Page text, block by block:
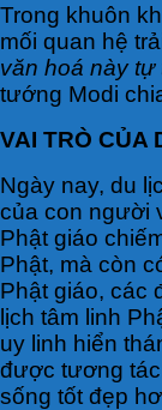
Trong khuôn
mối quan hệ
văn hoá này tự
tướng Modi
VAI TRÒ CỦA
Ngày nay, du
của con người
Phật giáo
Phật, mà còn
Phật giáo, các
lịch tâm linh
uy linh hiển
được tương
sống tốt đẹp